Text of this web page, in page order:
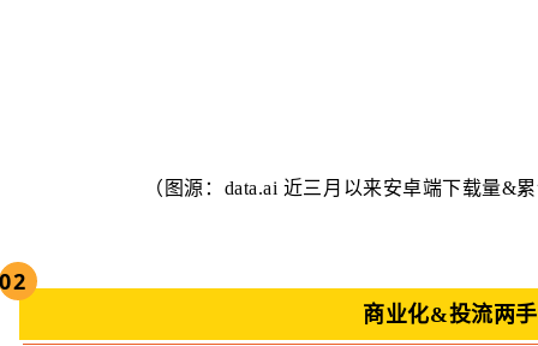
（图源：data.ai 近三月以来安卓端下载量&
02
商业化&投流两